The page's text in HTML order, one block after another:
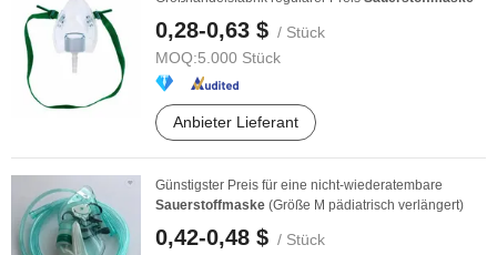
0,28-0,63 $ / Stück
MOQ:5.000 Stück
Anbieter Lieferant
Günstigster Preis für eine nicht-wiederatembare
Sauerstoffmaske (Größe M pädiatrisch verlängert)
0,42-0,48 $ / Stück